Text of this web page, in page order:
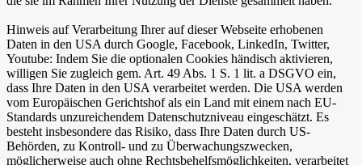
Hinweis auf Verarbeitung Ihrer auf dieser Webseite erhobenen
Daten in den USA durch Google, Facebook, LinkedIn, Twitter,
Youtube: Indem Sie die optionalen Cookies händisch aktivieren,
willigen Sie zugleich gem. Art. 49 Abs. 1 S. 1 lit. a DSGVO ein,
dass Ihre Daten in den USA verarbeitet werden. Die USA werden
vom Europäischen Gerichtshof als ein Land mit einem nach EU-
Standards unzureichendem Datenschutzniveau eingeschätzt. Es
besteht insbesondere das Risiko, dass Ihre Daten durch US-
Behörden, zu Kontroll- und zu Überwachungszwecken,
möglicherweise auch ohne Rechtsbehelfsmöglichkeiten, verarbeitet